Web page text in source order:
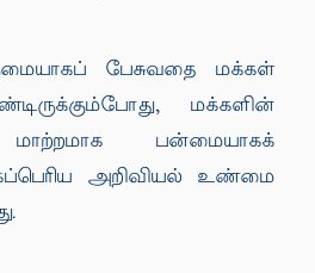
பேசுவதை மக்கள்
மக்களின்
மாற்றமாக பன்மையாகக்
அறிவியல் உண்மை